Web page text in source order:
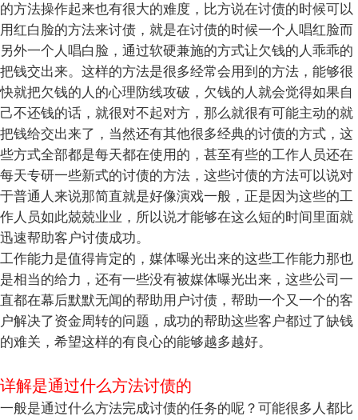
的方法操作起来也有很大的难度，比方说在讨债的时候可以
用红白脸的方法来讨债，就是在讨债的时候一个人唱红脸而
另外一个人唱白脸，通过软硬兼施的方式让欠钱的人乖乖的
把钱交出来。这样的方法是很多经常会用到的方法，能够很
快就把欠钱的人的心理防线攻破，欠钱的人就会觉得如果自
己不还钱的话，就很对不起对方，那么就很有可能主动的就
把钱给交出来了，当然还有其他很多经典的讨债的方式，这
些方式全部都是每天都在使用的，甚至有些的工作人员还在
每天专研一些新式的讨债的方法，这些讨债的方法可以说对
于普通人来说那简直就是好像演戏一般，正是因为这些的工
作人员如此兢兢业业，所以说才能够在这么短的时间里面就
迅速帮助客户讨债成功。
工作能力是值得肯定的，媒体曝光出来的这些工作能力那也
是相当的给力，还有一些没有被媒体曝光出来，这些公司一
直都在幕后默默无闻的帮助用户讨债，帮助一个又一个的客
户解决了资金周转的问题，成功的帮助这些客户都过了缺钱
的难关，希望这样的有良心的能够越多越好。
详解是通过什么方法讨债的
一般是通过什么方法完成讨债的任务的呢？可能很多人都比